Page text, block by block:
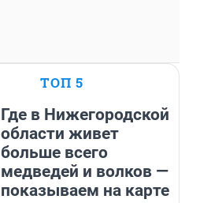
ТОП 5
Где в Нижегородской
области живет
больше всего
медведей и волков —
показываем на карте